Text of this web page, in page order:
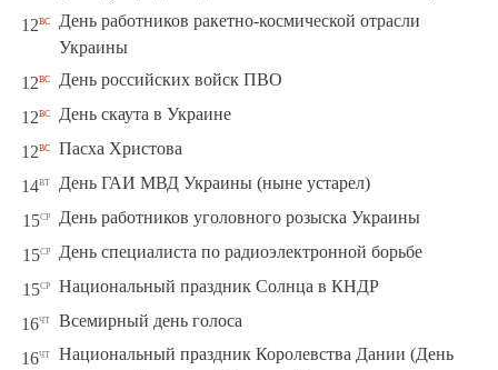
12вс
День работников ракетно-космической отрасли
Украины
12вс День российских войск ПВО
12вс День скаута в Украине
12вс Пасха Христова
14вт День ГАИ МВД Украины (ныне устарел)
15ср День работников уголовного розыска Украины
15ср День специалиста по радиоэлектронной борьбе
15ср Национальный праздник Солнца в КНДР
16чт Всемирный день голоса
16чт Национальный праздник Королевства Дании (День